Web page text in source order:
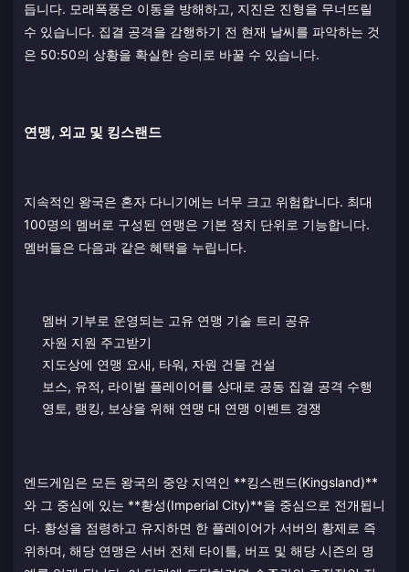
듭니다. 모래폭풍은 이동을 방해하고, 지진은 진형을 무너뜨릴
수 있습니다. 집결 공격을 감행하기 전 현재 날씨를 파악하는 것
은 50:50의 상황을 확실한 승리로 바꿀 수 있습니다.
연맹, 외교 및 킹스랜드
지속적인 왕국은 혼자 다니기에는 너무 크고 위험합니다. 최대
100명의 멤버로 구성된 연맹은 기본 정치 단위로 기능합니다.
멤버들은 다음과 같은 혜택을 누립니다.
멤버 기부로 운영되는 고유 연맹 기술 트리 공유
자원 지원 주고받기
지도상에 연맹 요새, 타워, 자원 건물 건설
보스, 유적, 라이벌 플레이어를 상대로 공동 집결 공격 수행
영토, 랭킹, 보상을 위해 연맹 대 연맹 이벤트 경쟁
엔드게임은 모든 왕국의 중앙 지역인 **킹스랜드(Kingsland)**
와 그 중심에 있는 **황성(Imperial City)**을 중심으로 전개됩니
다. 황성을 점령하고 유지하면 한 플레이어가 서버의 황제로 즉
위하며, 해당 연맹은 서버 전체 타이틀, 버프 및 해당 시즌의 명